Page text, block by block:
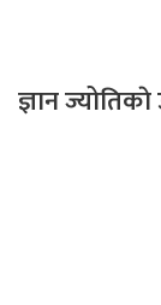
ज्ञान